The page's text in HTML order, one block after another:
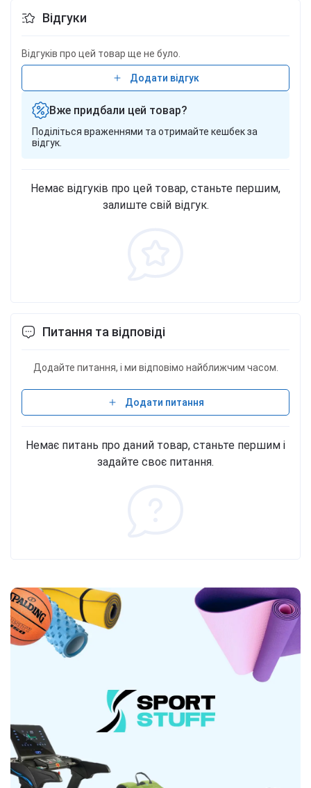
Відгуки
Відгуків про цей товар ще не було.
Додати відгук
Вже придбали цей товар?
Поділіться враженнями та отримайте кешбек за
відгук.
Немає відгуків про цей товар, станьте першим,
залиште свій відгук.
Питання та відповіді
Додайте питання, і ми відповімо найближчим часом.
Додати питання
Немає питань про даний товар, станьте першим і
задайте своє питання.